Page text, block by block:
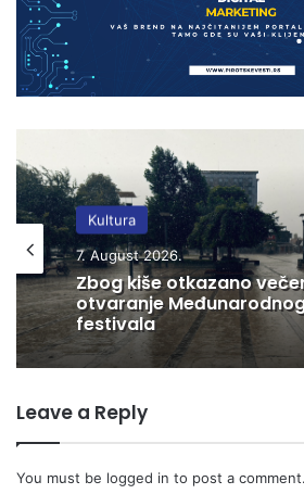
Kultura
7. August 2026.
Zbog kiše otkazano
otvaranje
festivala
Kultura
7. August 2026.
„Knjiga na kućnom pragu“:
Biblioteka misli i na starije
pokretne korisnike
Leave a Reply
You must be logged in to post a comment.